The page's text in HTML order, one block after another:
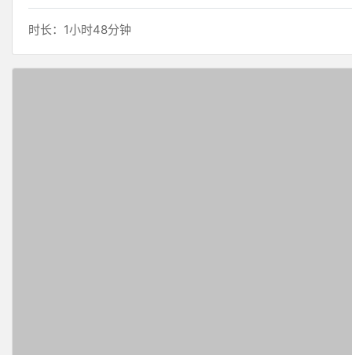
时长：1小时48分钟